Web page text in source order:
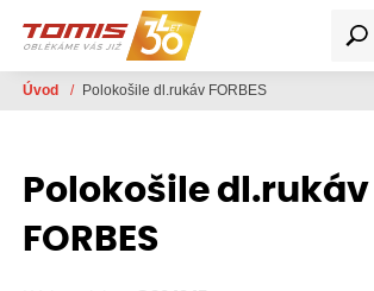
Úvod / Polokošile dl.rukáv FORBES
Polokošile dl.rukáv
FORBES